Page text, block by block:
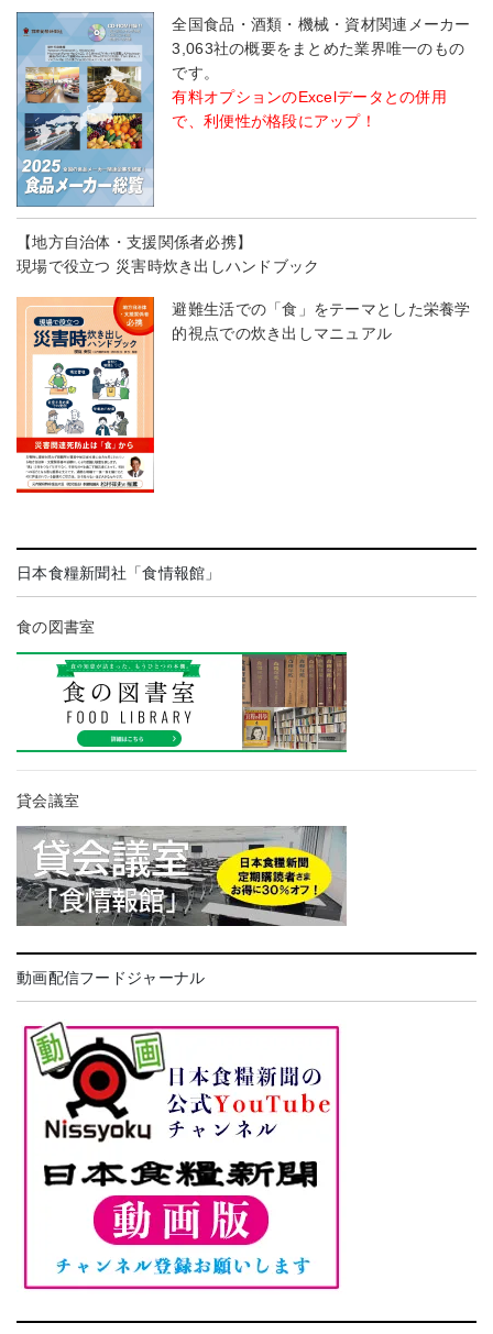
全国食品・酒類・機械・資材関連メーカー
3,063社の概要をまとめた業界唯一のもの
です。
有料オプションのExcelデータとの併用
で、利便性が格段にアップ！
【地方自治体・支援関係者必携】
現場で役立つ 災害時炊き出しハンドブック
避難生活での「食」をテーマとした栄養学
的視点での炊き出しマニュアル
日本食糧新聞社「食情報館」
食の図書室
貸会議室
動画配信フードジャーナル